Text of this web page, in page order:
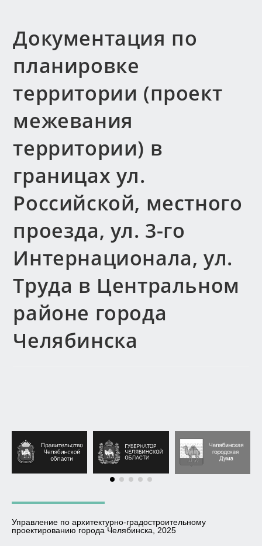
Документация по
планировке
территории (проект
межевания
территории) в
границах ул.
Российской, местного
проезда, ул. 3-го
Интернационала, ул.
Труда в Центральном
районе города
Челябинска
Управление по архитектурно-градостроительному
проектированию города Челябинска, 2025